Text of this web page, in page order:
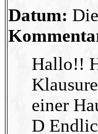
Datum:
Hallo!!
einer
D